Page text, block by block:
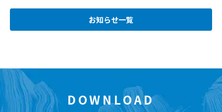
お知らせ一覧
DOWNLOAD